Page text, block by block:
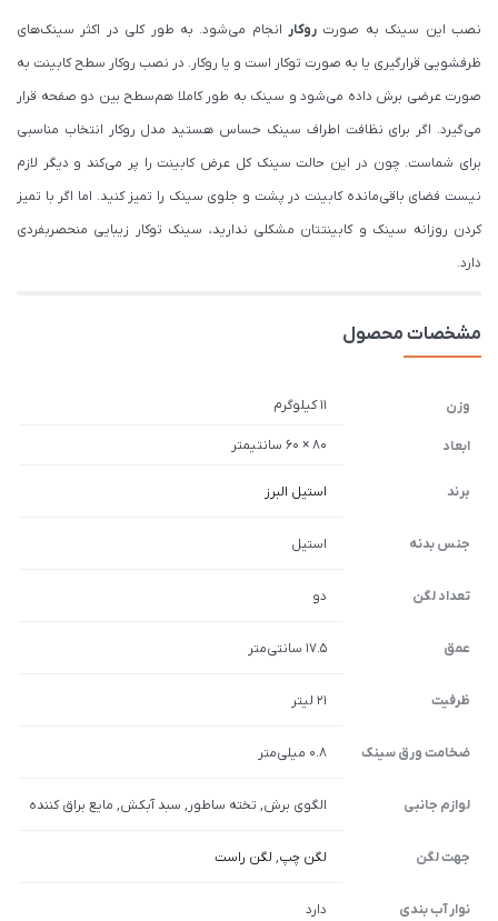
نصب این سینک به صورت روکارانجام می‌شود. به طور کلی در اکثر سینک‌های
ظرفشویی قرارگیری یا به صورت توکار است و یا روکار. در نصب روکار سطح کابینت به
صورت عرضی برش داده می‌شود و سینک به طور کاملا هم‌سطح بین دو صفحه قرار
می‌گیرد. اگر برای نظافت اطراف سینک حساس هستید مدل روکار انتخاب مناسبی
برای شماست. چون در این حالت سینک کل عرض کابینت را پر می‌کند و دیگر لازم
نیست فضای باقی‌مانده کابینت در پشت و جلوی سینک را تمیز کنید. اما اگر با تمیز
کردن روزانه سینک و کابینتتان مشکلی ندارید، سینک توکار زیبایی منحصربفردی
دارد.
مشخصات محصول
وزن 11 کیلوگرم
ابعاد 80 × 60 سانتیمتر
برند استیل البرز
جنس بدنه استیل
تعداد لگن دو
عمق 17.5 سانتی‌متر
ظرفیت 21 لیتر
ضخامت ورق سینک 0.8 میلی‌متر
لوازم جانبی الگوی برش, تخته ساطور, سبد آبکش, مایع براق کننده
جهت لگن لگن چپ, لگن راست
نوار آب بندی دارد